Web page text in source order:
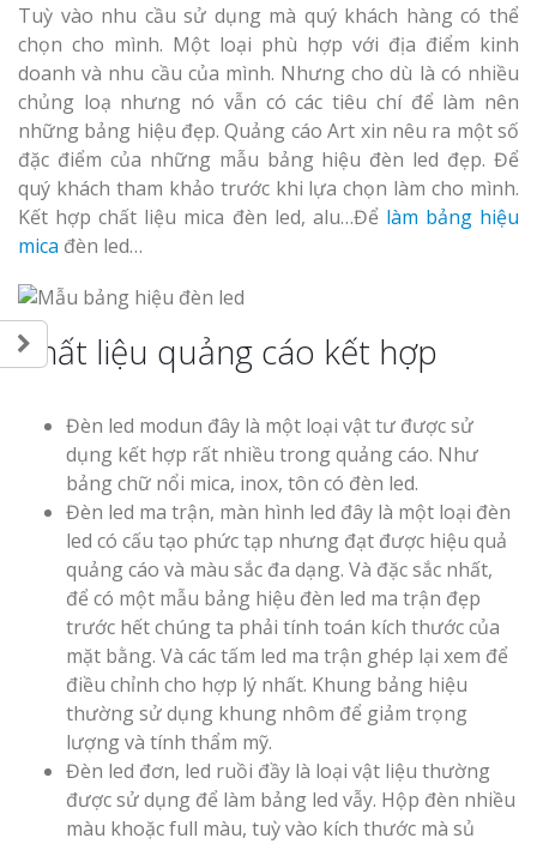
Tuỳ vào nhu cầu sử dụng mà quý khách hàng có thể
chọn cho mình. Một loại phù hợp với địa điểm kinh
doanh và nhu cầu của mình. Nhưng cho dù là có nhiều
chủng loạ nhưng nó vẫn có các tiêu chí để làm nên
những bảng hiệu đẹp. Quảng cáo Art xin nêu ra một số
đặc điểm của những mẫu bảng hiệu đèn led đẹp. Để
quý khách tham khảo trước khi lựa chọn làm cho mình.
Kết hợp chất liệu mica đèn led, alu…Để làm bảng hiệu
mica đèn led…
Chất liệu quảng cáo kết hợp
Đèn led modun đây là một loại vật tư được sử
dụng kết hợp rất nhiều trong quảng cáo. Như
bảng chữ nổi mica, inox, tôn có đèn led.
Đèn led ma trận, màn hình led đây là một loại đèn
led có cấu tạo phức tạp nhưng đạt được hiệu quả
quảng cáo và màu sắc đa dạng. Và đặc sắc nhất,
để có một mẫu bảng hiệu đèn led ma trận đẹp
trước hết chúng ta phải tính toán kích thước của
mặt bằng. Và các tấm led ma trận ghép lại xem để
điều chỉnh cho hợp lý nhất. Khung bảng hiệu
thường sử dụng khung nhôm để giảm trọng
lượng và tính thẩm mỹ.
Đèn led đơn, led ruồi đầy là loại vật liệu thường
được sử dụng để làm bảng led vẫy. Hộp đèn nhiều
màu khoặc full màu, tuỳ vào kích thước mà sủ